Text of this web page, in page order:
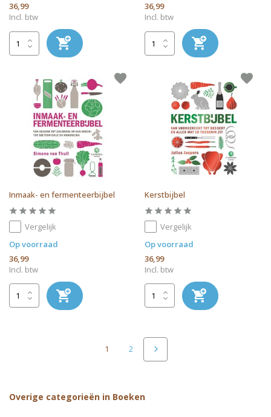
36,99
Incl. btw
36,99
Incl. btw
Inmaak- en fermenteerbijbel
Vergelijk
Op voorraad
36,99
Incl. btw
Kerstbijbel
Vergelijk
Op voorraad
36,99
Incl. btw
1 2
Overige categorieën in Boeken